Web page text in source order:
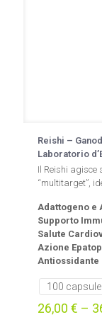
Reishi –
Laboratorio
Il Reishi agisce
“multitarget”,
Adattogeno e
Supporto
Salute
Azione
Antiossidante
100 capsule
26,00 € –